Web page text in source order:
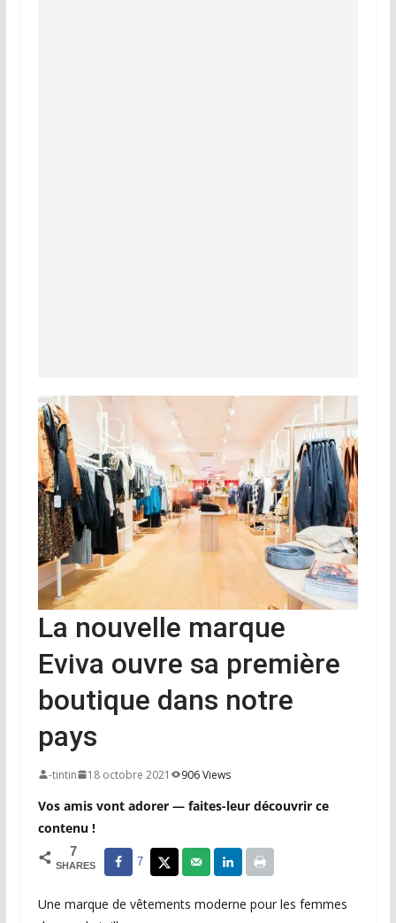
La nouvelle marque
Eviva ouvre sa première
boutique dans notre
pays
-tintin 18 octobre 2021 906 Views
Vos amis vont adorer — faites-leur découvrir ce
contenu !
7
SHARES 7
Une marque de vêtements moderne pour les femmes